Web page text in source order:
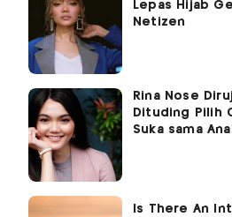
Lepas Hijab
Netizen
Rina Nose
Dituding Pilih
Suka sama